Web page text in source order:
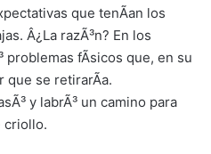
que tenÃ­an los
Â¿La razÃ³n? En los
problemas fÃ­sicos que, en su
que se retirarÃ­a.
y labrÃ³ un camino para
criollo.